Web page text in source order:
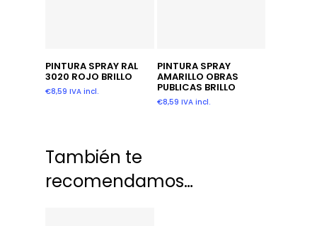
Añadir Al Carrito
PINTURA SPRAY RAL
3020 ROJO BRILLO
€8,59 IVA incl.
Leer Más
PINTURA SPRAY
AMARILLO OBRAS
PUBLICAS BRILLO
€8,59 IVA incl.
También te
recomendamos…